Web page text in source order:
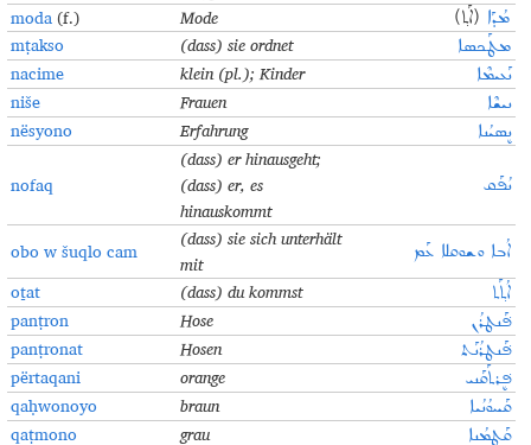
moda(f.) Mode ܡܳܕܰܐ (ܐܰܬ݂)
mṭakso (dass) sie ordnet ܡܛܰܟܣܐ
nacime klein (pl.); Kinder ܢܰܥܝܡܶܐ
niše Frauen ܢܝܫܶܐ
nësyono Erfahrung ܢܷܣܝܳܢܐ
nofaq
(dass)er hinausgeht;
(dass) er, es
hinauskommt
ܢܳܦܰܩ
obo w šuqlo cam
(dass) sie sich unterhält
mit
ܐܳܒܐ ܘܫܘܩܠܐ ܥܰܡ
oṯat (dass)du kommst ܐܳܬ݂ܰܬ
panṭron Hose ܦܰ݁ܢܛܪܳܢ
panṭronat Hosen ܦܰ݁ܢܛܪܳܢܰܬ
përtaqani orange ܦܷ݁ܪܬܰܩܰܢܝ
qaḥwonoyo braun ܩܰܚܘܳܢܳܝܐ
qaṭmono grau ܩܰܛܡܳܢܐ